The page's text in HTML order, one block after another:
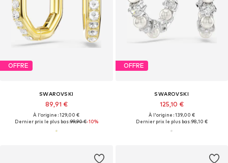
OFFRE
SWAROVSKI
89,91 €
À l'origine : 129,00 €
Dernier prix le plus bas :99,90 €-10%
OFFRE
SWAROVSKI
125,10 €
À l'origine : 139,00 €
Dernier prix le plus bas :98,10 €